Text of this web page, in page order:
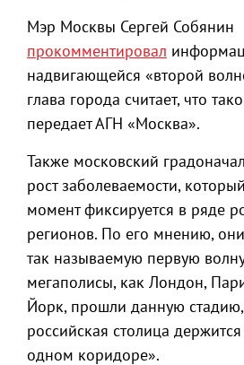
Мэр Москвы Сергей Собянин
прокомментировал
надвигающейся «второй
глава города считает, что
передает АГН «Москва».
Также московский
рост заболеваемости,
момент фиксируется в ряде
регионов. По его мнению,
так называемую первую
мегаполисы, как Лондон,
Йорк, прошли данную
российская столица
одном коридоре».